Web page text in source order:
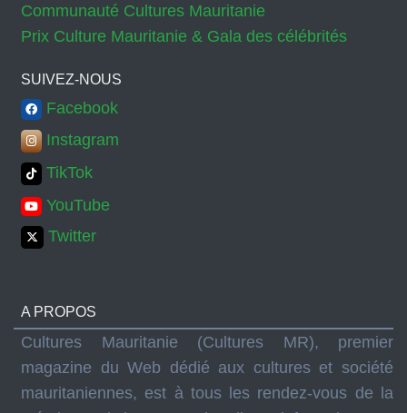
Communauté Cultures Mauritanie
Prix Culture Mauritanie & Gala des célébrités
SUIVEZ-NOUS
Facebook
Instagram
TikTok
YouTube
Twitter
A PROPOS
Cultures Mauritanie (Cultures MR), premier
magazine du Web dédié aux cultures et société
mauritaniennes, est à tous les rendez-vous de la